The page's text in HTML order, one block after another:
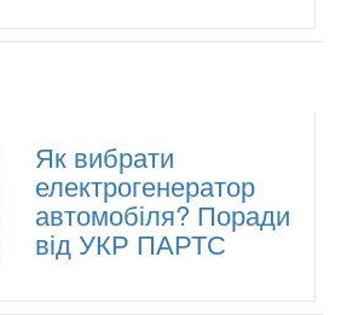
Як вибрати
електрогенератор
автомобіля? Поради
від УКР ПАРТС